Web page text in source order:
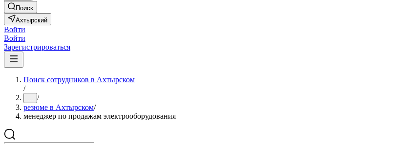
Поиск
Ахтырский
Войти
Войти
Зарегистрироваться
Поиск сотрудников в Ахтырском
/
... /
резюме в Ахтырском/
менеджер по продажам электрооборудования